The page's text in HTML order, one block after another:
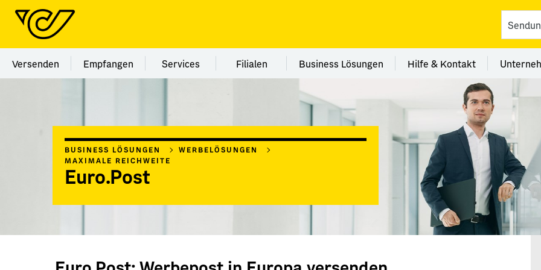
Menü Kategorie Versenden
Versenden Menü Kategorie Empfangen
Empfangen Menü Kategorie Services
Services Menü Kategorie Filialen
Filialen Menü Kategorie Business Lösungen
Business Lösungen Menü Kategorie Hilfe
Hilfe & Kontakt
BUSINESS LÖSUNGEN
WERBELÖSUNGEN
MAXIMALE REICHWEITE
Euro.Post